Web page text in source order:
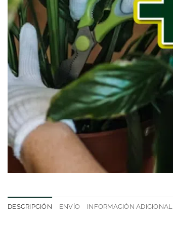
DESCRIPCIÓN ENVÍO INFORMACIÓN ADICIONAL